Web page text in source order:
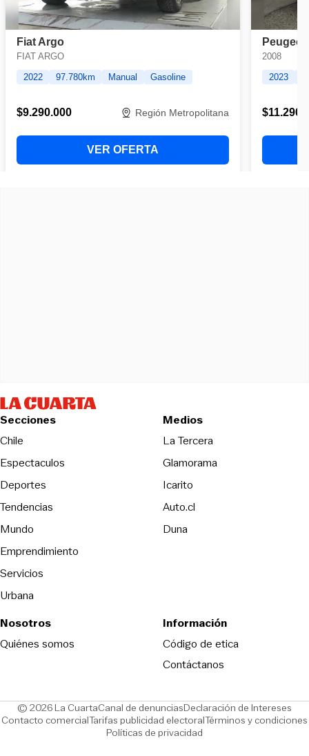
Secciones
Chile
Espectaculos
Deportes
Tendencias
Mundo
Emprendimiento
Servicios
Urbana
Medios
La TerceraOpens in new
Glamorama
Icarito
Auto.cl
DunaOpens in new window
Nosotros
Quiénes somos
Información
Código de eticaOpens in new
Contáctanos
© 2026 La CuartaCanal de denunciasOpens in new window
Declaración de Intereses
Contacto comercialOpens in new window
Tarifas publicidad electoralOpens in new window
Términos y condiciones
Políticas de privacidad